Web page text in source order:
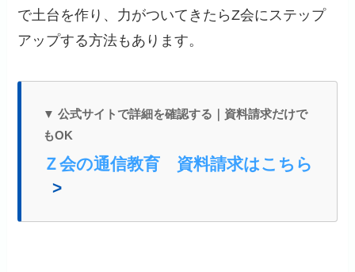
で土台を作り、力がついてきたらZ会にステップ
アップする方法もあります。
▼ 公式サイトで詳細を確認する｜資料請求だけで
もOK
Ｚ会の通信教育 資料請求はこちら
>